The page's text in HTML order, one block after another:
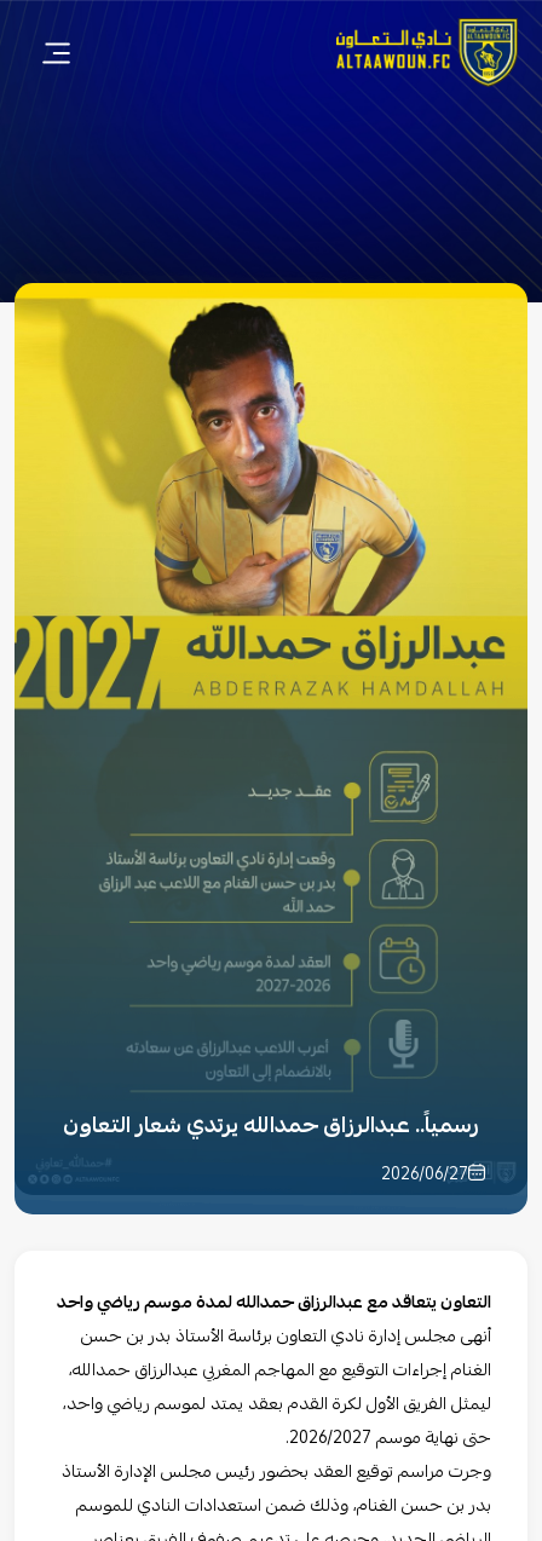
رسمياً.. عبدالرزاق حمدالله يرتدي شعار التعاون
2026/06/27
التعاون يتعاقد مع عبدالرزاق حمدالله لمدة موسم رياضي واحد
أنهى مجلس إدارة نادي التعاون برئاسة الأستاذ بدر بن حسن
الغنام إجراءات التوقيع مع المهاجم المغربي عبدالرزاق حمدالله،
ليمثل الفريق الأول لكرة القدم بعقد يمتد لموسم رياضي واحد،
حتى نهاية موسم 2026/2027.
وجرت مراسم توقيع العقد بحضور رئيس مجلس الإدارة الأستاذ
بدر بن حسن الغنام، وذلك ضمن استعدادات النادي للموسم